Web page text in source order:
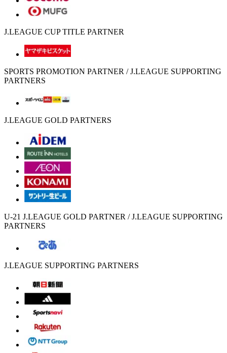
J.LEAGUE CUP TITLE PARTNER
SPORTS PROMOTION PARTNER / J.LEAGUE SUPPORTING
PARTNERS
J.LEAGUE GOLD PARTNERS
U-21 J.LEAGUE GOLD PARTNER / J.LEAGUE SUPPORTING
PARTNERS
J.LEAGUE SUPPORTING PARTNERS